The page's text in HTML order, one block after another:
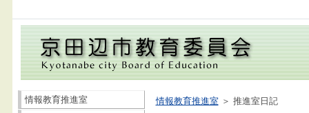
情報教育推進室
情報教育推進室＞ 推進室日記